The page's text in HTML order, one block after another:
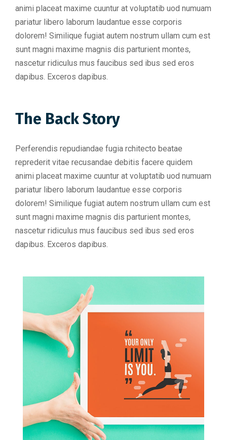
animi placeat maxime cuuntur at voluptatib uod numuam
pariatur libero laborum laudantue esse corporis
dolorem! Similique fugiat autem nostrum ullam cum est
sunt magni maxime magnis dis parturient montes,
nascetur ridiculus mus faucibus sed ibus sed eros
dapibus. Exceros dapibus.
The Back Story
Perferendis repudiandae fugia rchitecto beatae
reprederit vitae recusandae debitis facere quidem
animi placeat maxime cuuntur at voluptatib uod numuam
pariatur libero laborum laudantue esse corporis
dolorem! Similique fugiat autem nostrum ullam cum est
sunt magni maxime magnis dis parturient montes,
nascetur ridiculus mus faucibus sed ibus sed eros
dapibus. Exceros dapibus.